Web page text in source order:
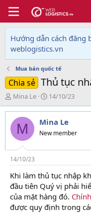
Hướng dẫn cách đăng
weblogistics.vn
Mua bán quốc tế
Chia sẻ Thủ tục
T
h
r
e
d
s
t
a
r
t
e
r
Mina Le
N
g
à
y
g
i
14/10/23
M Mina Le
New member
14/10/23
Khi làm thủ tục nhập
đầu tiên Quý vị phải
của mặt hàng đó.
được quy định trong